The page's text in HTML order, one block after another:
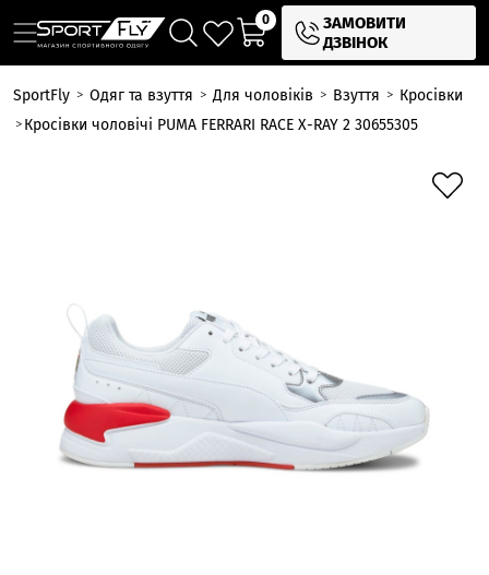
0
ЗАМОВИТИ
ДЗВІНОК
SportFly Одяг та взуття Для чоловіків Взуття
Кросівки
Кросівки чоловічі PUMA FERRARI RACE X-RAY 2 30655305